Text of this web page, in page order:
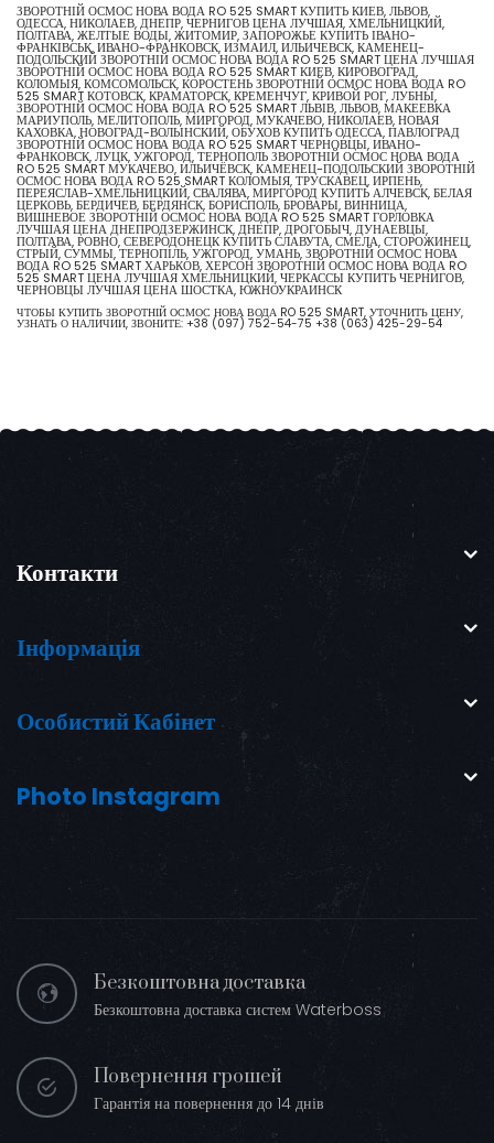
ЗВОРОТНІЙ ОСМОС НОВА ВОДА RO 525 SMART КУПИТЬ КИЕВ, ЛЬВОВ,
ОДЕССА, НИКОЛАЕВ, ДНЕПР, ЧЕРНИГОВ ЦЕНА ЛУЧШАЯ, ХМЕЛЬНИЦКИЙ,
ПОЛТАВА, ЖЕЛТЫЕ ВОДЫ, ЖИТОМИР, ЗАПОРОЖЬЕ КУПИТЬ ІВАНО-
ФРАНКІВСЬК, ИВАНО-ФРАНКОВСК, ИЗМАИЛ, ИЛЬИЧЕВСК, КАМЕНЕЦ-
ПОДОЛЬСКИЙ ЗВОРОТНІЙ ОСМОС НОВА ВОДА RO 525 SMART ЦЕНА ЛУЧШАЯ
ЗВОРОТНІЙ ОСМОС НОВА ВОДА RO 525 SMART КИЕВ, КИРОВОГРАД,
КОЛОМЫЯ, КОМСОМОЛЬСК, КОРОСТЕНЬ ЗВОРОТНІЙ ОСМОС НОВА ВОДА RO
525 SMART КОТОВСК, КРАМАТОРСК, КРЕМЕНЧУГ, КРИВОЙ РОГ, ЛУБНЫ,
ЗВОРОТНІЙ ОСМОС НОВА ВОДА RO 525 SMART ЛЬВІВ, ЛЬВОВ, МАКЕЕВКА
МАРИУПОЛЬ, МЕЛИТОПОЛЬ, МИРГОРОД, МУКАЧЕВО, НИКОЛАЕВ, НОВАЯ
КАХОВКА, НОВОГРАД-ВОЛЫНСКИЙ, ОБУХОВ КУПИТЬ ОДЕССА, ПАВЛОГРАД
ЗВОРОТНІЙ ОСМОС НОВА ВОДА RO 525 SMART ЧЕРНОВЦЫ, ИВАНО-
ФРАНКОВСК, ЛУЦК, УЖГОРОД, ТЕРНОПОЛЬ ЗВОРОТНІЙ ОСМОС НОВА ВОДА
RO 525 SMART МУКАЧЕВО, ИЛЬИЧЁВСК, КАМЕНЕЦ-ПОДОЛЬСКИЙ ЗВОРОТНІЙ
ОСМОС НОВА ВОДА RO 525 SMART КОЛОМЫЯ, ТРУСКАВЕЦ, ИРПЕНЬ,
ПЕРЕЯСЛАВ-ХМЕЛЬНИЦКИЙ, СВАЛЯВА, МИРГОРОД КУПИТЬ АЛЧЕВСК, БЕЛАЯ
ЦЕРКОВЬ, БЕРДИЧЕВ, БЕРДЯНСК, БОРИСПОЛЬ, БРОВАРЫ, ВИННИЦА,
ВИШНЕВОЕ ЗВОРОТНІЙ ОСМОС НОВА ВОДА RO 525 SMART ГОРЛОВКА
ЛУЧШАЯ ЦЕНА ДНЕПРОДЗЕРЖИНСК, ДНЕПР, ДРОГОБЫЧ, ДУНАЕВЦЫ,
ПОЛТАВА, РОВНО, СЕВЕРОДОНЕЦК КУПИТЬ СЛАВУТА, СМЕЛА, СТОРОЖИНЕЦ,
СТРЫЙ, СУММЫ, ТЕРНОПІЛЬ, УЖГОРОД, УМАНЬ, ЗВОРОТНІЙ ОСМОС НОВА
ВОДА RO 525 SMART ХАРЬКОВ, ХЕРСОН ЗВОРОТНІЙ ОСМОС НОВА ВОДА RO
525 SMART ЦЕНА ЛУЧШАЯ ХМЕЛЬНИЦКИЙ, ЧЕРКАССЫ КУПИТЬ ЧЕРНИГОВ,
ЧЕРНОВЦЫ ЛУЧШАЯ ЦЕНА ШОСТКА, ЮЖНОУКРАИНСК
ЧТОБЫ КУПИТЬ ЗВОРОТНІЙ ОСМОС НОВА ВОДА RO 525 SMART, УТОЧНИТЬ ЦЕНУ,
УЗНАТЬ О НАЛИЧИИ, ЗВОНИТЕ: +38 (097) 752-54-75 +38 (063) 425-29-54
Контакти
Інформація
Особистий Кабінет
Photo Instagram
Безкоштовна доставка
Безкоштовна доставка систем Waterboss
Повернення грошей
Гарантія на повернення до 14 днів